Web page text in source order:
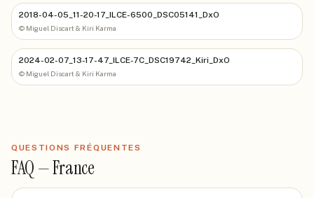
2018-04-05_11-20-17_ILCE-6500_DSC05141_DxO
© Miguel Discart & Kiri Karma
2024-02-07_13-17-47_ILCE-7C_DSC19742_Kiri_DxO
© Miguel Discart & Kiri Karma
QUESTIONS FRÉQUENTES
FAQ —France